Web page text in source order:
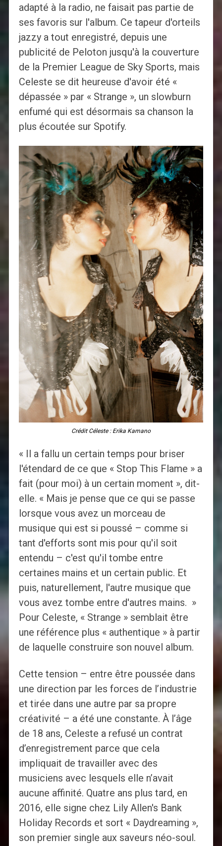
adapté à la radio, ne faisait pas partie de
ses favoris sur l'album. Ce tapeur d'orteils
jazzy a tout enregistré, depuis une
publicité de Peloton jusqu'à la couverture
de la Premier League de Sky Sports, mais
Celeste se dit heureuse d'avoir été «
dépassée » par « Strange », un slowburn
enfumé qui est désormais sa chanson la
plus écoutée sur Spotify.
Crédit Céleste : Erika Kamano
« Il a fallu un certain temps pour briser
l'étendard de ce que « Stop This Flame » a
fait (pour moi) à un certain moment », dit-
elle. « Mais je pense que ce qui se passe
lorsque vous avez un morceau de
musique qui est si poussé – comme si
tant d'efforts sont mis pour qu'il soit
entendu – c'est qu'il tombe entre
certaines mains et un certain public. Et
puis, naturellement, l'autre musique que
vous avez tombe entre d'autres mains. »
Pour Celeste, « Strange » semblait être
une référence plus « authentique » à partir
de laquelle construire son nouvel album.
Cette tension – entre être poussée dans
une direction par les forces de l’industrie
et tirée dans une autre par sa propre
créativité – a été une constante. À l’âge
de 18 ans, Celeste a refusé un contrat
d’enregistrement parce que cela
impliquait de travailler avec des
musiciens avec lesquels elle n’avait
aucune affinité. Quatre ans plus tard, en
2016, elle signe chez Lily Allen's Bank
Holiday Records et sort « Daydreaming »,
son premier single aux saveurs néo-soul.